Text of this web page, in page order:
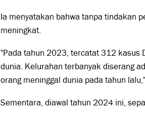
Ia menyatakan bahwa tanpa tindakan
meningkat.
"Pada tahun 2023, tercatat 312 kasus
dunia. Kelurahan terbanyak diserang
orang meninggal dunia pada tahun
Sementara, diawal tahun 2024 ini,